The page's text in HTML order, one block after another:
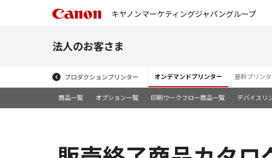
キヤノンマーケティングジャパングループ
法人のお客さま
プロダクションプリンター オンデマンドプリンター 基幹プリン
商品一覧 オプション一覧 印刷ワークフロー商品一覧 デバイスリ